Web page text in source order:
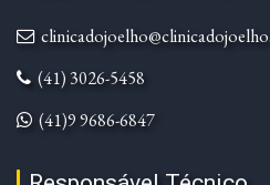
(41) 3026-5458
(41)9 9686-6847